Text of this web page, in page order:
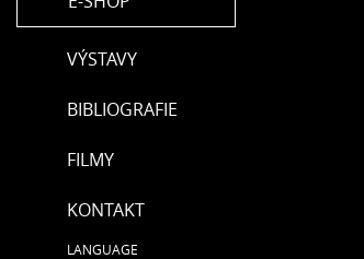
VÝSTAVY
BIBLIOGRAFIE
FILMY
KONTAKT
LANGUAGE